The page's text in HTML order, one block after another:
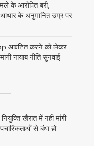
के आरोपित बरी,
आधार के अनुमानित उम्र पर
आवंटित करने को लेकर
नायाब नीति सुनवाई
खैरात में नहीं मांगी
से बंधा हो